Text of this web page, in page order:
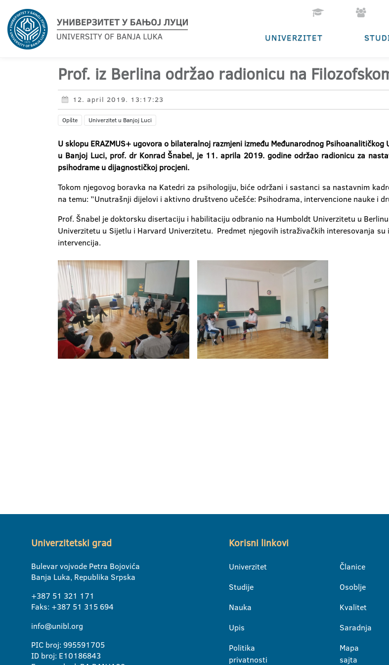
UNIVERZITET
Prof. iz Berlina održao radionicu na
12. april 2019. 13:17:23
Opšte Univerzitet u Banjoj Luci
U sklopu ERAZMUS+ ugovora o bilateralnoj razmjeni između Međunarodnog
u Banjoj Luci, prof. dr Konrad Šnabel, je 11. aprila 2019. godine održao radionicu za
psihodrame u dijagnostičkoj procjeni.
Tokom njegovog boravka na Katedri za psihologiju, biće održani i sastanci sa nastavnim
na temu: ”Unutrašnji dijelovi i aktivno društveno učešće: Psihodrama, intervencione nauke i
Prof. Šnabel je doktorsku disertaciju i habilitaciju odbranio na Humboldt Univerzitetu u
Univerzitetu u Sijetlu i Harvard Univerzitetu. Predmet njegovih istraživačkih interesovanja
intervencija.
Univerzitetski grad
Bulevar vojvode Petra Bojovića
Banja Luka, Republika Srpska
+387 51 321 171
Faks: +387 51 315 694
info@unibl.org
PIC broj: 995591705
ID broj: E10186843
Korisni linkovi
Univerzitet
Studije
Nauka
Upis
Politika
privatnosti
Članice
Osoblje
Kvalitet
Saradnja
Mapa
sajta